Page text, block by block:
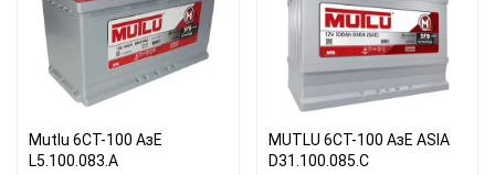
Mutlu 6СТ-100 АзЕ
L5.100.083.A
MUTLU 6СТ-100 АзЕ ASIA
D31.100.085.C